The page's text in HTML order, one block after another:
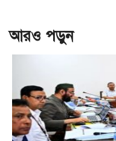
আরও পড়ুন